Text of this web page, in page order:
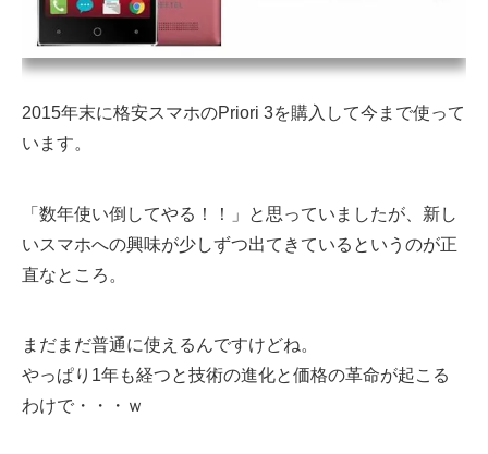
2015年末に格安スマホのPriori 3を購入して今まで使って
います。
「数年使い倒してやる！！」と思っていましたが、新し
いスマホへの興味が少しずつ出てきているというのが正
直なところ。
まだまだ普通に使えるんですけどね。
やっぱり1年も経つと技術の進化と価格の革命が起こる
わけで・・・ｗ